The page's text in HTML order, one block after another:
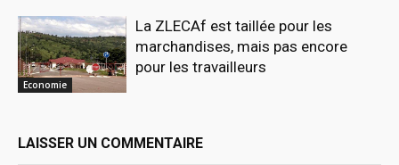
Economie
La ZLECAf est taillée pour les
marchandises, mais pas encore
pour les travailleurs
LAISSER UN COMMENTAIRE